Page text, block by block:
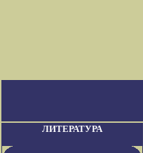
ЛИТЕРАТУРА